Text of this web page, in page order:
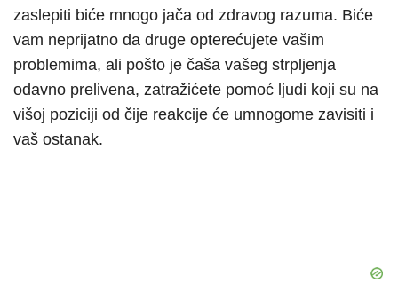
zaslepiti biće mnogo jača od zdravog razuma. Biće
vam neprijatno da druge opterećujete vašim
problemima, ali pošto je čaša vašeg strpljenja
odavno prelivena, zatražićete pomoć ljudi koji su na
višoj poziciji od čije reakcije će umnogome zavisiti i
vaš ostanak.